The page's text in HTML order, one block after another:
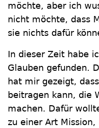
möchte, aber ich
nicht möchte, dass
sie nichts dafür
In dieser Zeit habe
Glauben gefunden.
hat mir gezeigt,
beitragen kann, die
machen. Dafür
zu einer Art